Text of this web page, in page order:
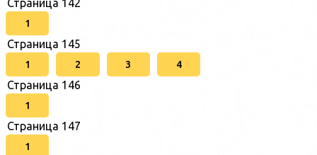
Страница 142
1
Страница 145
1 2 3 4
Страница 146
1
Страница 147
1